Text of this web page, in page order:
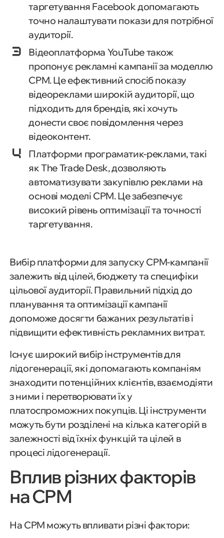
таргетування Facebook допомагають
точно налаштувати покази для потрібної
аудиторії.
Відеоплатформа YouTube також
пропонує рекламні кампанії за моделлю
CPM. Це ефективний спосіб показу
відеореклами широкій аудиторії, що
підходить для брендів, які хочуть
донести своє повідомлення через
відеоконтент.
Платформи програматик-реклами, такі
як The Trade Desk, дозволяють
автоматизувати закупівлю реклами на
основі моделі CPM. Це забезпечує
високий рівень оптимізації та точності
таргетування.
Вибір платформи для запуску CPM-кампанії
залежить від цілей, бюджету та специфіки
цільової аудиторії. Правильний підхід до
планування та оптимізації кампанії
допоможе досягти бажаних результатів і
підвищити ефективність рекламних витрат.
Існує широкий вибір інструментів для
лідогенерації, які допомагають компаніям
знаходити потенційних клієнтів, взаємодіяти
з ними і перетворювати їх у
платоспроможних покупців. Ці інструменти
можуть бути розділені на кілька категорій в
залежності від їхніх функцій та цілей в
процесі лідогенерації.
Вплив різних факторів
на CPM
На CPM можуть впливати різні фактори: